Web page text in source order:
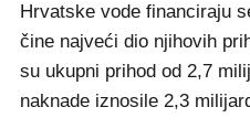
Hrvatske vode financiraju
čine najveći dio njihovih
su ukupni prihod od 2,7
naknade iznosile 2,3